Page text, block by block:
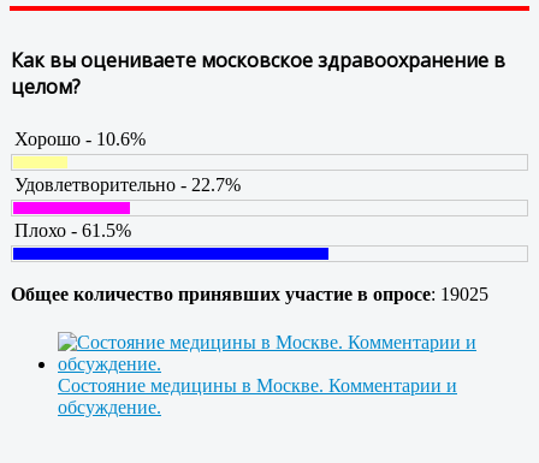
Как вы оцениваете московское здравоохранение в
целом?
Хорошо - 10.6%
Удовлетворительно - 22.7%
Плохо - 61.5%
Общее количество принявших участие в опросе: 19025
Состояние медицины в Москве. Комментарии и
обсуждение.